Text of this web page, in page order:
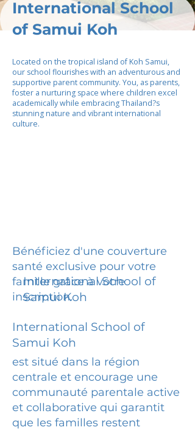
International School
of Samui Koh
Located on the tropical island of Koh Samui,
our school flourishes with an adventurous and
supportive parent community. You, as parents,
foster a nurturing space where children excel
academically while embracing Thailand?s
stunning nature and vibrant international
culture.
Bénéficiez d'une couverture
santé exclusive pour votre
famille grâce à votre
inscription.
International School of
Samui Koh
International School of
Samui Koh
est situé dans la région
centrale et encourage une
communauté parentale active
et collaborative qui garantit
que les familles restent